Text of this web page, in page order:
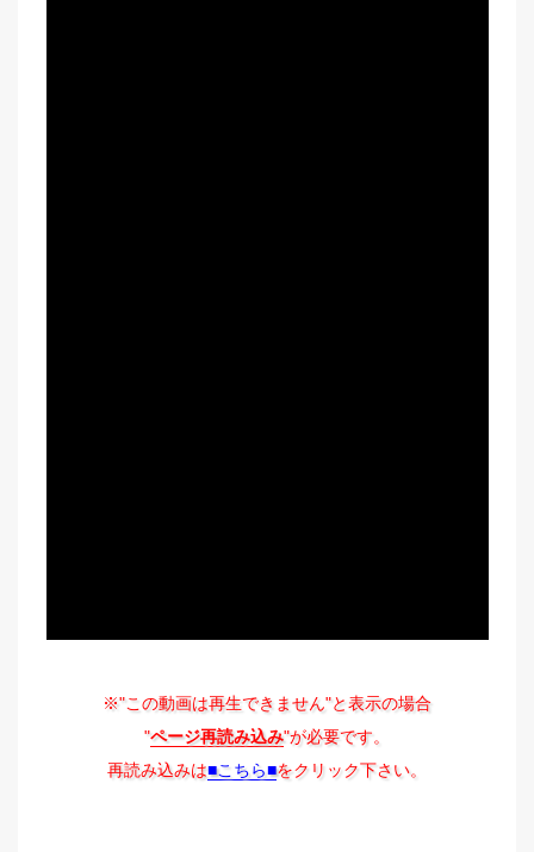
※"この動画は再生できません"と表示の場合
"ページ再読み込み"が必要です。
再読み込みは■こちら■をクリック下さい。